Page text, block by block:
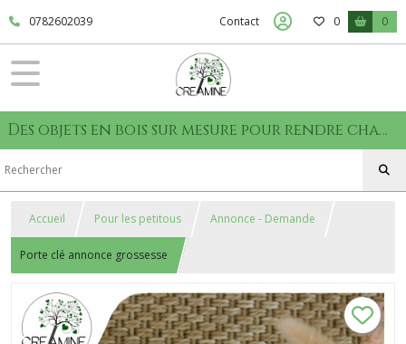
0782602039 Contact 0 0
Des objets en bois sur mesure pour rendre chaque moment unique
Accueil Pour les petitous Annonce - Demande
Porte clé annonce grossesse